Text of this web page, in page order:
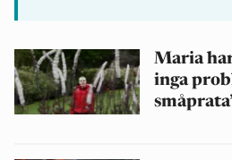
Maria
inga